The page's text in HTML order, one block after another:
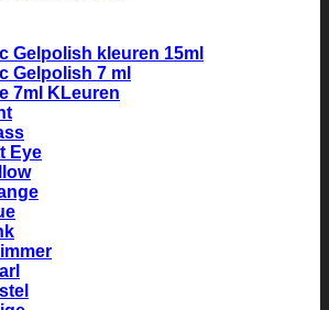
Gelpolish kleuren 15ml
Gelpolish 7 ml
7ml KLeuren
Eye